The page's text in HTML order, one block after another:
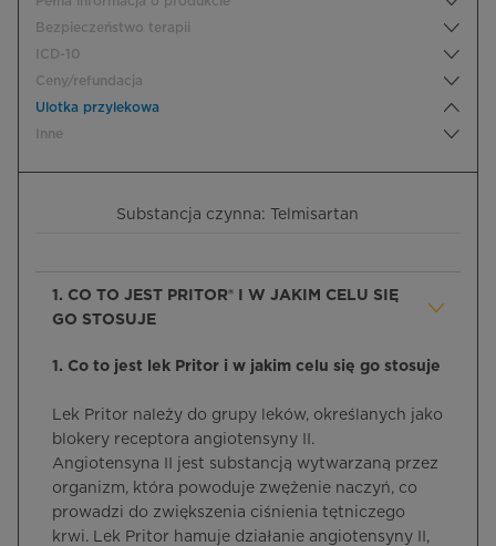
Bezpieczeństwo terapii
ICD-10
Ceny/refundacja
Ulotka przylekowa
Inne
Substancja czynna: Telmisartan
1. CO TO JEST PRITOR® I W JAKIM CELU SIĘ
GO STOSUJE
1. Co to jest lek Pritor i w jakim celu się go stosuje
Lek Pritor należy do grupy leków, określanych jako
blokery receptora angiotensyny II.
Angiotensyna II jest substancją wytwarzaną przez
organizm, która powoduje zwężenie naczyń, co
prowadzi do zwiększenia ciśnienia tętniczego
krwi. Lek Pritor hamuje działanie angiotensyny II,